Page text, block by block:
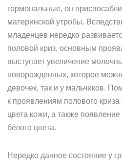
гормональные, он
материнской утробы.
младенцев нередко
половой криз, основным
выступает увеличение
новорожденных, которое
девочек, так и у мальчиков.
к проявлениям полового
цвета кожи, а также
белого цвета.
Нередко данное состояние у